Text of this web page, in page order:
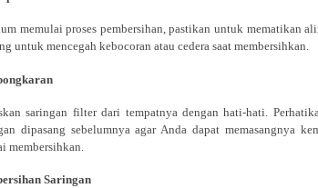
memulai proses pembersihan, pastikan untuk mematikan
untuk mencegah kebocoran atau cedera saat membersihkan.
saringan filter dari tempatnya dengan hati-hati.
dipasang sebelumnya agar Anda dapat memasangnya
membersihkan.
Saringan